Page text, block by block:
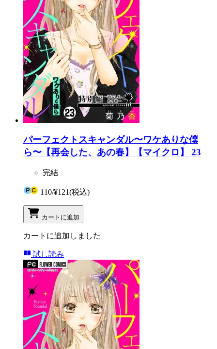
パーフェクトスキャンダル〜ワケありな僕
ら〜【再会した、あの春】【マイクロ】 23
完結
110/¥121(税込)
カートに追加
カートに追加しました
試し読み